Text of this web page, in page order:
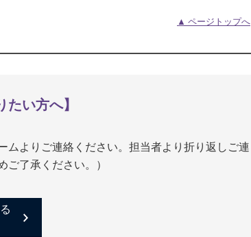
▲ ページトップへ
たい方へ】
ムよりご連絡ください。担当者より折り返しご連
了承ください。）